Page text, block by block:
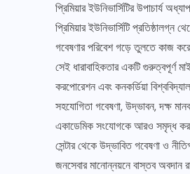
প্রিমিয়ার ইউনিভার্সিটির উপাচার্য
প্রিমিয়ার ইউনিভার্সিটি প্রতিষ্ঠালগ্ন
গবেষণার পরিবেশ গড়ে তুলতে কাজ
সেই ধারাবাহিকতার একটি গুরুত্বপূর্ণ
করপোরেশন এবং কনকর্ডিয়া
সহযোগিতা গবেষণা, উদ্ভাবন, দক্ষ
একাডেমিক সংযোগকে আরও সমৃদ্ধ
সেন্টার থেকে উদ্ভাবিত গবেষণা ও
জনসেবার মানোন্নয়নে বাস্তব অবদান